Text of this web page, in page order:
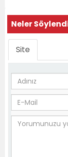
Neler
Site